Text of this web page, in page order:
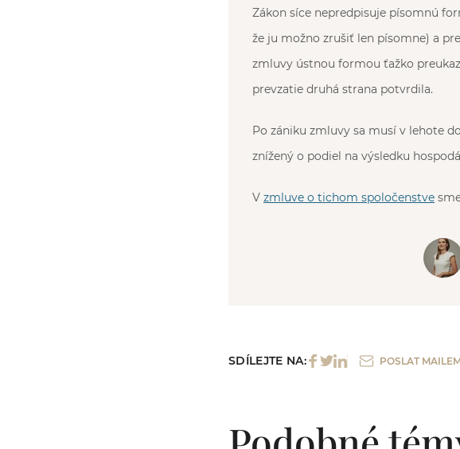
Zákon síce nepredpisuje písomnú
že ju možno zrušiť len písomne) a
zmluvy ústnou formou ťažko
prevzatie druhá strana potvrdila.
Po zániku zmluvy sa musí v lehote
znížený o podiel na výsledku
V zmluve o tichom spoločenstve
SDÍLEJTE NA: POSLAT